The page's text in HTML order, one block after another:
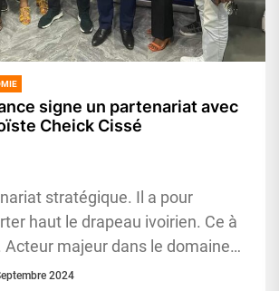
signe un partenariat avec
Cheick Cissé
stratégique. Il a pour
haut le drapeau ivoirien. Ce à
majeur dans le domaine
2024